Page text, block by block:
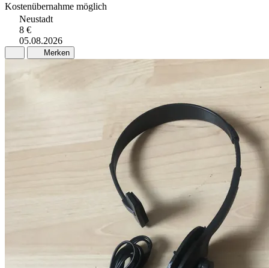
Kostenübernahme möglich
Neustadt
8 €
05.08.2026
Merken